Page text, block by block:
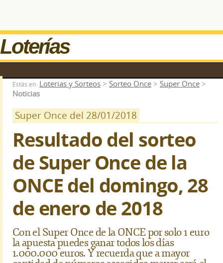
Loterías
Estás en: Loterias y Sorteos > Sorteo Once > Super Once >
Noticias
Super Once del 28/01/2018
Resultado del sorteo
de Super Once de la
ONCE del domingo, 28
de enero de 2018
Con el Super Once de la ONCE por solo 1 euro
la apuesta puedes ganar todos los días
1.000.000 euros. Y recuerda que a mayor